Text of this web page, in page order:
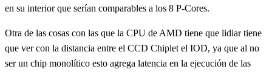
en su interior que serían comparables a los 8 P-Cores.
Otra de las cosas con las que la CPU de AMD tiene que lidiar tiene
que ver con la distancia entre el CCD Chiplet el IOD, ya que al no
ser un chip monolítico esto agrega latencia en la ejecución de las